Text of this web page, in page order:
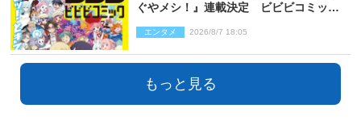
ぐやメシ！』連載決定 ビビビコミック
エンタメ 2026/8/7 18:05
もっと見る